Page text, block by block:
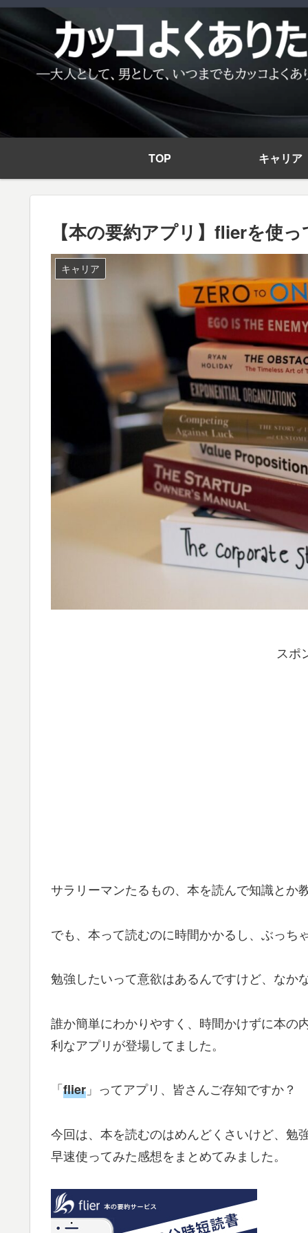
TOP キャリア
【本の要約アプリ】flierを使
キャリア
スポ
サラリーマンたるもの、本を読んで知識とか
でも、本って読むのに時間かかるし、ぶっち
勉強したいって意欲はあるんですけど、なか
誰か簡単にわかりやすく、時間かけずに本の
利なアプリが登場してました。
「flier 」ってアプリ、皆さんご存知ですか？
今回は、本を読むのはめんどくさいけど、勉
早速使ってみた感想をまとめてみました。